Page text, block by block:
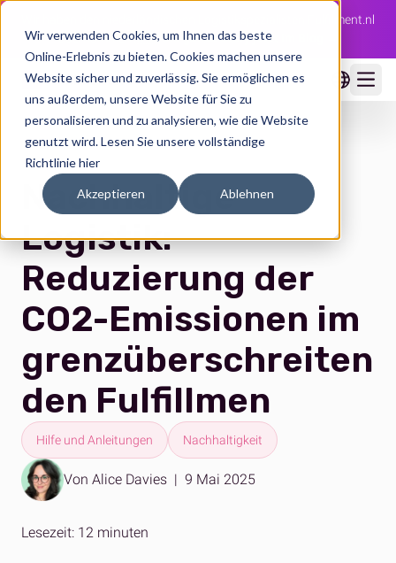
Wir verwenden Cookies, um Ihnen das beste
Online-Erlebnis zu bieten. Cookies machen unsere
Website sicher und zuverlässig. Sie ermöglichen es
uns außerdem, unsere Website für Sie zu
personalisieren und zu analysieren, wie die Website
genutzt wird.Lesen Sie unsere vollständige
Richtlinie hier
Akzeptieren Ablehnen
Wir haben den niederländischen Logistikspezialisten Fulfilment.nl
übernommen 🇳🇱 Die ganze Story jetzt im Blog →
Nachhaltige
Logistik:
Reduzierung der
CO2-Emissionen im
grenzüberschreiten
den Fulfillmen
Hilfe und Anleitungen Nachhaltigkeit
Von Alice Davies | 9 Mai 2025
Lesezeit: 12 minuten